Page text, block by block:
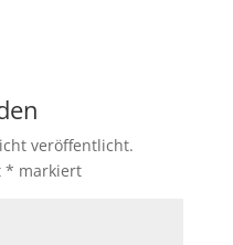
veröffentlicht.
* markiert